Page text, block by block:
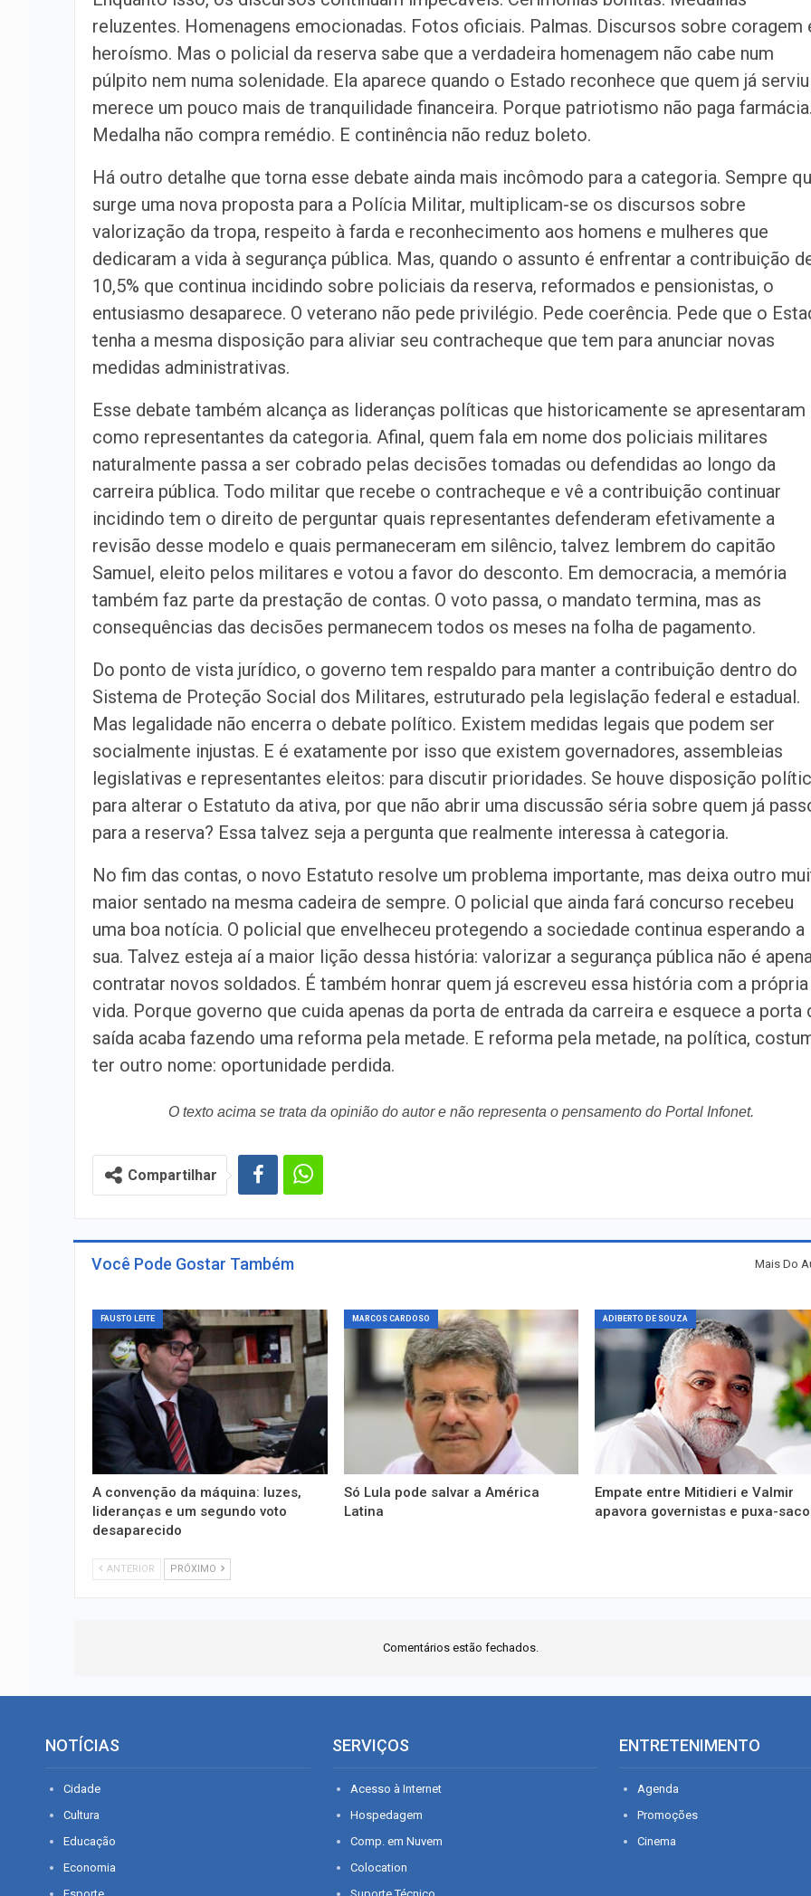
reluzentes. Homenagens emocionadas. Fotos oficiais. Palmas. Discursos sobre coragem
heroísmo. Mas o policial da reserva sabe que a verdadeira homenagem não cabe num
púlpito nem numa solenidade. Ela aparece quando o Estado reconhece que quem já serviu
merece um pouco mais de tranquilidade financeira. Porque patriotismo não paga
Medalha não compra remédio. E continência não reduz boleto.
Há outro detalhe que torna esse debate ainda mais incômodo para a categoria. Sempre
surge uma nova proposta para a Polícia Militar, multiplicam-se os discursos sobre
valorização da tropa, respeito à farda e reconhecimento aos homens e mulheres que
dedicaram a vida à segurança pública. Mas, quando o assunto é enfrentar a contribuição
10,5% que continua incidindo sobre policiais da reserva, reformados e pensionistas, o
entusiasmo desaparece. O veterano não pede privilégio. Pede coerência. Pede que o
tenha a mesma disposição para aliviar seu contracheque que tem para anunciar novas
medidas administrativas.
Esse debate também alcança as lideranças políticas que historicamente se apresentaram
como representantes da categoria. Afinal, quem fala em nome dos policiais militares
naturalmente passa a ser cobrado pelas decisões tomadas ou defendidas ao longo da
carreira pública. Todo militar que recebe o contracheque e vê a contribuição continuar
incidindo tem o direito de perguntar quais representantes defenderam efetivamente a
revisão desse modelo e quais permaneceram em silêncio, talvez lembrem do capitão
Samuel, eleito pelos militares e votou a favor do desconto. Em democracia, a memória
também faz parte da prestação de contas. O voto passa, o mandato termina, mas as
consequências das decisões permanecem todos os meses na folha de pagamento.
Do ponto de vista jurídico, o governo tem respaldo para manter a contribuição dentro do
Sistema de Proteção Social dos Militares, estruturado pela legislação federal e estadual.
Mas legalidade não encerra o debate político. Existem medidas legais que podem ser
socialmente injustas. E é exatamente por isso que existem governadores, assembleias
legislativas e representantes eleitos: para discutir prioridades. Se houve disposição
para alterar o Estatuto da ativa, por que não abrir uma discussão séria sobre quem já
para a reserva? Essa talvez seja a pergunta que realmente interessa à categoria.
No fim das contas, o novo Estatuto resolve um problema importante, mas deixa outro
maior sentado na mesma cadeira de sempre. O policial que ainda fará concurso recebeu
uma boa notícia. O policial que envelheceu protegendo a sociedade continua esperando a
sua. Talvez esteja aí a maior lição dessa história: valorizar a segurança pública não é
contratar novos soldados. É também honrar quem já escreveu essa história com a própria
vida. Porque governo que cuida apenas da porta de entrada da carreira e esquece a porta
saída acaba fazendo uma reforma pela metade. E reforma pela metade, na política,
ter outro nome: oportunidade perdida.
O texto acima se trata da opinião do autor e não representa o pensamento do Portal Infonet.
Compartilhar
Você Pode Gostar Também Mais Do
FAUSTO LEITE
A convenção da máquina: luzes,
lideranças e um segundo voto
desaparecido
MARCOS CARDOSO
Só Lula pode salvar a América
Latina
ADIBERTO DE SOUZA
Empate entre Mitidieri e Valmir
apavora governistas e puxa-
ANTERIOR PRÓXIMO
Comentários estão fechados.
NOTÍCIAS
Cidade
Cultura
Educação
Economia
SERVIÇOS
Acesso à Internet
Hospedagem
Comp. em Nuvem
Colocation
ENTRETENIMENTO
Agenda
Promoções
Cinema